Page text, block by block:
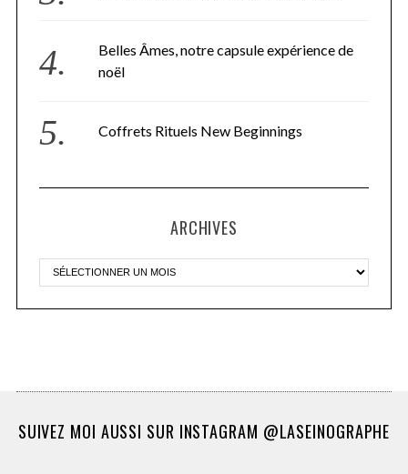
Belles Âmes, notre capsule expérience de
noël
Coffrets Rituels New Beginnings
ARCHIVES
SUIVEZ MOI AUSSI SUR INSTAGRAM @LASEINOGRAPHE